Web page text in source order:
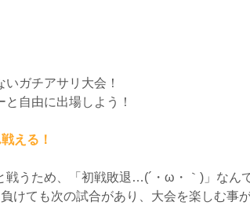
ガチアサリ大会！
自由に出場しよう！
える！
戦うため、「初戦敗退…(´・ω・｀)」なん
けても次の試合があり、大会を楽しむ事が